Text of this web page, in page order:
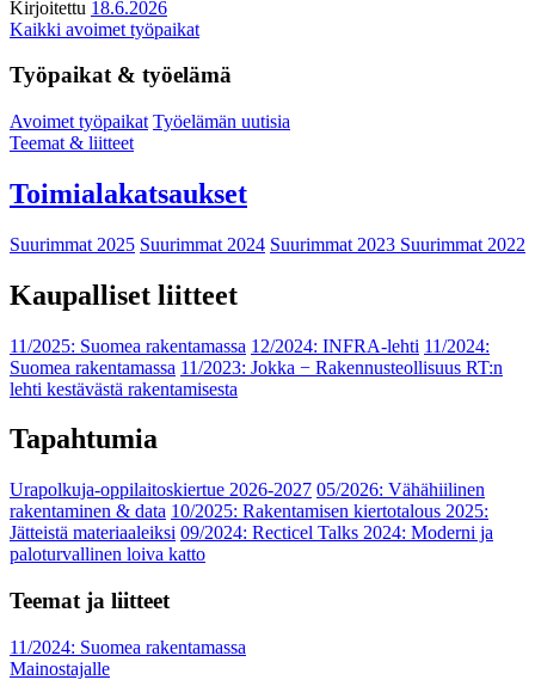
Kirjoitettu 18.6.2026
Kaikki avoimet työpaikat
Työpaikat & työelämä
Avoimet työpaikat Työelämän uutisia
Teemat & liitteet
Toimialakatsaukset
Suurimmat 2025 Suurimmat 2024 Suurimmat 2023 Suurimmat 2022
Kaupalliset liitteet
11/2025: Suomea rakentamassa 12/2024: INFRA-lehti 11/2024:
Suomea rakentamassa 11/2023: Jokka − Rakennusteollisuus RT:n
lehti kestävästä rakentamisesta
Tapahtumia
Urapolkuja-oppilaitoskiertue 2026-2027 05/2026: Vähähiilinen
rakentaminen & data 10/2025: Rakentamisen kiertotalous 2025:
Jätteistä materiaaleiksi 09/2024: Recticel Talks 2024: Moderni ja
paloturvallinen loiva katto
Teemat ja liitteet
11/2024: Suomea rakentamassa
Mainostajalle